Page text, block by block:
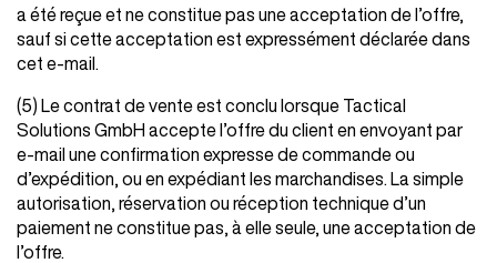
a été reçue et ne constitue pas une acceptation de l’offre,
sauf si cette acceptation est expressément déclarée dans
cet e-mail.
(5) Le contrat de vente est conclu lorsque Tactical
Solutions GmbH accepte l’offre du client en envoyant par
e-mail une confirmation expresse de commande ou
d’expédition, ou en expédiant les marchandises. La simple
autorisation, réservation ou réception technique d’un
paiement ne constitue pas, à elle seule, une acceptation de
l’offre.